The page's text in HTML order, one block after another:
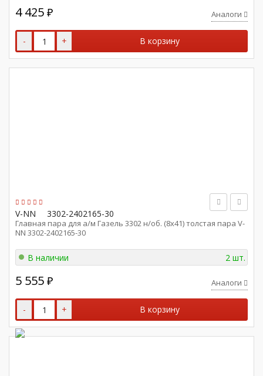
4 425 ₽ Аналоги
- + В корзину
V-NN 3302-2402165-30
Главная пара для а/м Газель 3302 н/об. (8х41) толстая пара V-
NN 3302-2402165-30
В наличии 2 шт.
5 555 ₽ Аналоги
- + В корзину